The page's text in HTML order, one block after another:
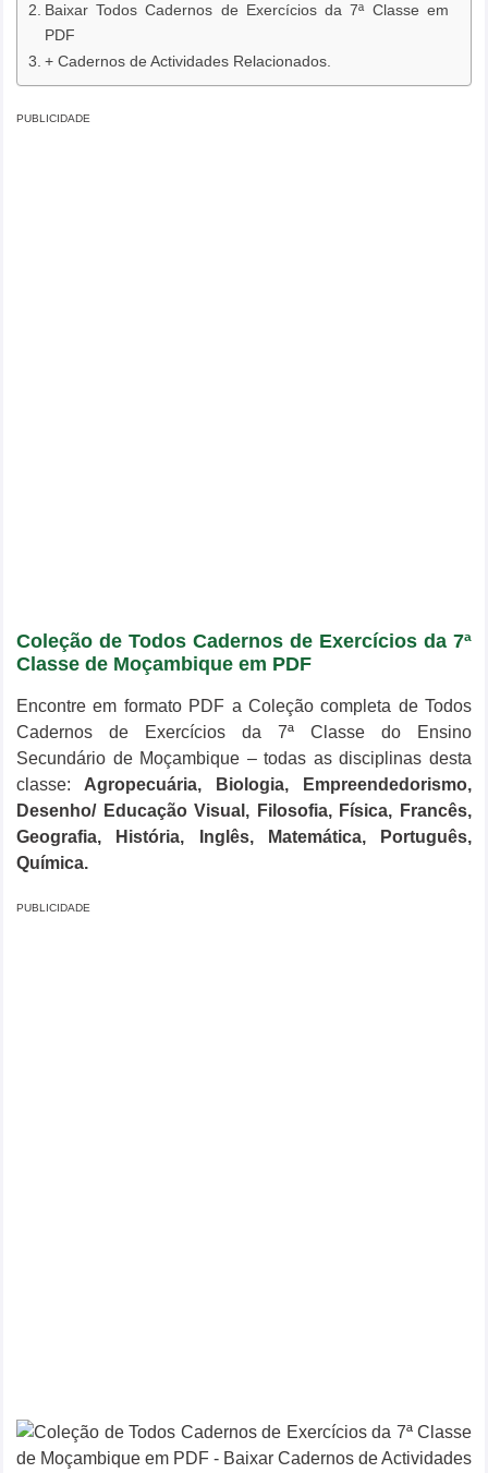
Baixar Todos Cadernos de Exercícios da 7ª Classe em
PDF
+ Cadernos de Actividades Relacionados.
PUBLICIDADE
Coleção de Todos Cadernos de Exercícios da 7ª
Classe de Moçambique em PDF
Encontre em formato PDF a Coleção completa de Todos
Cadernos de Exercícios da 7ª Classe do Ensino
Secundário de Moçambique – todas as disciplinas desta
classe: Agropecuária, Biologia, Empreendedorismo,
Desenho/ Educação Visual, Filosofia, Física, Francês,
Geografia, História, Inglês, Matemática, Português,
Química.
PUBLICIDADE